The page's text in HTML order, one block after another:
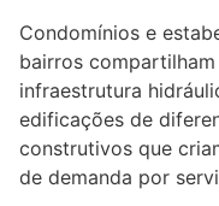
Condomínios e
bairros
infraestrutura
edificações de
construtivos que
de demanda por